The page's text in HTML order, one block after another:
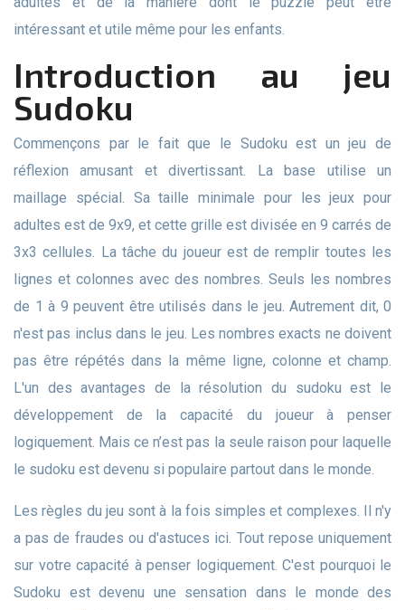
intéressant et utile même pour les enfants.
Introduction au jeu
Sudoku
Commençons par le fait que le Sudoku est un jeu de
réflexion amusant et divertissant. La base utilise un
maillage spécial. Sa taille minimale pour les jeux pour
adultes est de 9x9, et cette grille est divisée en 9 carrés de
3x3 cellules. La tâche du joueur est de remplir toutes les
lignes et colonnes avec des nombres. Seuls les nombres
de 1 à 9 peuvent être utilisés dans le jeu. Autrement dit, 0
n'est pas inclus dans le jeu. Les nombres exacts ne doivent
pas être répétés dans la même ligne, colonne et champ.
L'un des avantages de la résolution du sudoku est le
développement de la capacité du joueur à penser
logiquement. Mais ce n’est pas la seule raison pour laquelle
le sudoku est devenu si populaire partout dans le monde.
Les règles du jeu sont à la fois simples et complexes. Il n'y
a pas de fraudes ou d'astuces ici. Tout repose uniquement
sur votre capacité à penser logiquement. C'est pourquoi le
Sudoku est devenu une sensation dans le monde des